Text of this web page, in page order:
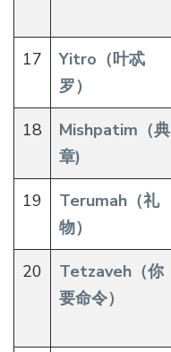
17
Yitro（叶忒
罗）
18
Mishpatim（典
章)
19
Terumah（礼
物）
20
Tetzaveh（你
要命令）